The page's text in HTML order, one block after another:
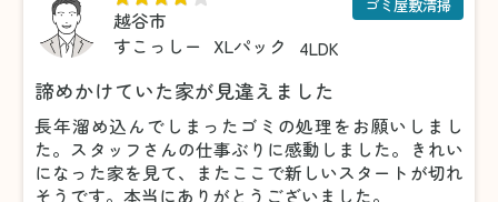
越谷市
すこっしー
XLパック 4LDK
諦めかけていた家が見違えました
長年溜め込んでしまったゴミの処理をお願いしまし
た。スタッフさんの仕事ぶりに感動しました。きれい
になった家を見て、またここで新しいスタートが切れ
そうです。本当にありがとうございました。